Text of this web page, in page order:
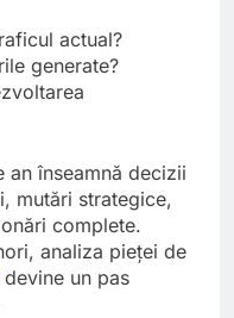
actual?
generate?
an înseamnă decizii
mutări strategice,
complete.
analiza pieței de
devine un pas